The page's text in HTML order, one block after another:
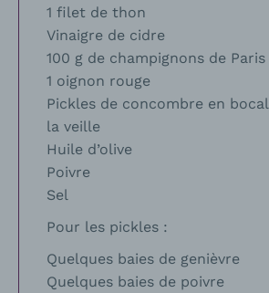
1 filet de thon
Vinaigre de cidre
100 g de champignons de Paris
1 oignon rouge
Pickles de concombre en
la veille
Huile d’olive
Poivre
Sel
Pour les pickles :
Quelques baies de genièvre
Quelques baies de poivre